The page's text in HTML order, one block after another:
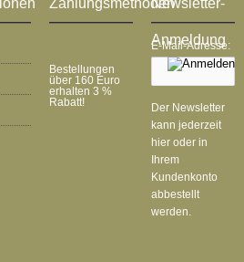
Zahlungsmethoden
Bestellungen
über 160 Euro
erhalten 3 %
Rabatt!
Newsletter-
Anmeldung
E-Mail-Adresse:
Der Newsletter
kann jederzeit
hier oder in
Ihrem
Kundenkonto
abbestellt
werden.